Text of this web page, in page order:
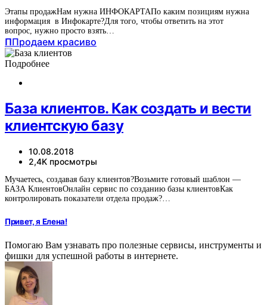
Этапы продажНам нужна ИНФОКАРТАПо каким позициям нужна
информация в Инфокарте?Для того, чтобы ответить на этот
вопрос, нужно просто взять…
ППродаем красиво
Подробнее
База клиентов. Как создать и вести
клиентскую базу
10.08.2018
2,4K просмотры
Мучаетесь, создавая базу клиентов?Возьмите готовый шаблон —
БАЗА КлиентовОнлайн сервис по созданию базы клиентовКак
контролировать показатели отдела продаж?…
Привет, я Елена!
Помогаю Вам узнавать про полезные сервисы, инструменты и
фишки для успешной работы в интернете.